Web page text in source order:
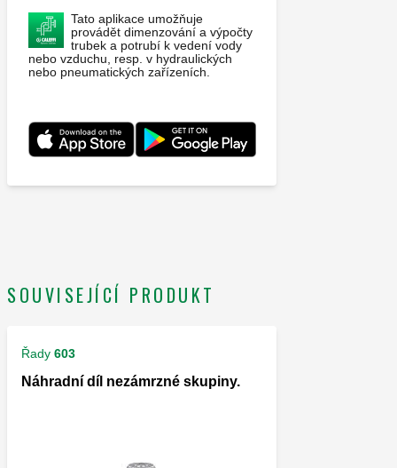
Tato aplikace umožňuje
provádět dimenzování a výpočty
trubek a potrubí k vedení vody
nebo vzduchu, resp. v hydraulických
nebo pneumatických zařízeních.
SOUVISEJÍCÍ PRODUKT
Řady 603
Náhradní díl nezámrzné skupiny.